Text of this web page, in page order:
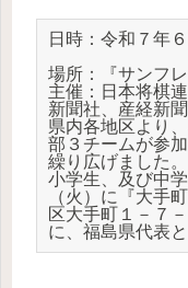
日時：令和７年
場所：『サンフ
主催：日本将棋
新聞社、産経新
県内各地区より
部３チームが参
繰り広げました。
小学生、及び中
（火）に『大手
区大手町１－７
に、福島県代表